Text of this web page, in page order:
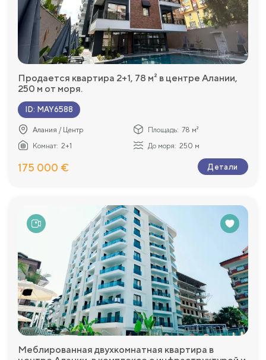
Продается квартира 2+1, 78 м² в центре Алании,
250 м от моря.
ID: MAY6588
Алания / Центр Площадь: 78 м²
Комнат: 2+1 До моря: 250 м
175 000 € Детали
Меблированная двухкомнатная квартира в